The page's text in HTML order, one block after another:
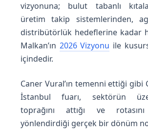
vizyonuna; bulut tabanlı
üretim takip sistemlerinden,
distribütörlük hedeflerine kadar
Malkan’ın 2026 Vizyonu ile
içindedir.
Caner Vural’ın temenni ettiği gibi
İstanbul fuarı, sektörün
toprağını attığı ve
yönlendirdiği gerçek bir dönüm